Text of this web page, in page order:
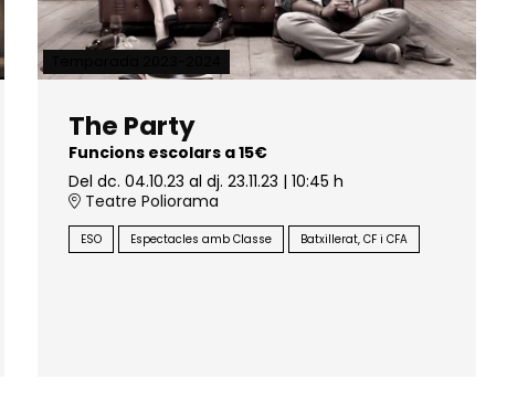
The Party
Funcions escolars a 15€
Del dc. 04.10.23 al dj. 23.11.23 |10:45 h
Teatre Poliorama
ESO Espectacles amb Classe Batxillerat, CF i CFA